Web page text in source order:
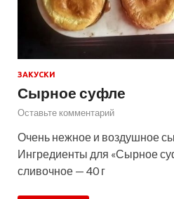
ЗАКУСКИ
Сырное суфле
Оставьте комментарий
Очень нежное и воздушное
Ингредиенты для «Сырное
сливочное — 40 г